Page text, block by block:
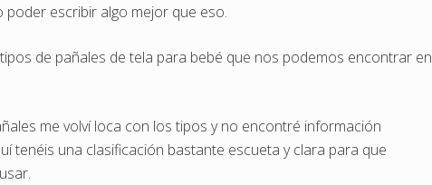
poder escribir algo mejor que eso.
de pañales de tela para bebé que nos podemos encontrar en
me volví loca con los tipos y no encontré información
tenéis una clasificación bastante escueta y clara para que